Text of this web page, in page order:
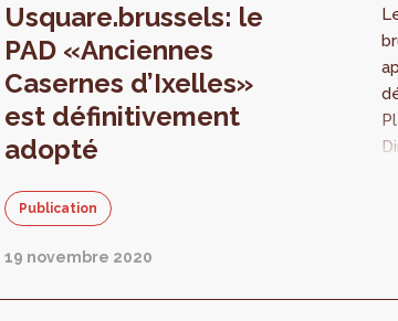
Usquare.brussels: le
PAD «Anciennes
Casernes d’Ixelles»
est définitivement
adopté
Publication
19 novembre 2020